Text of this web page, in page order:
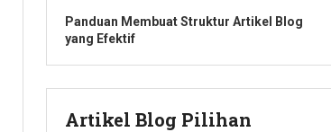
Panduan Membuat Struktur Artikel Blog
yang Efektif
Artikel Blog Pilihan